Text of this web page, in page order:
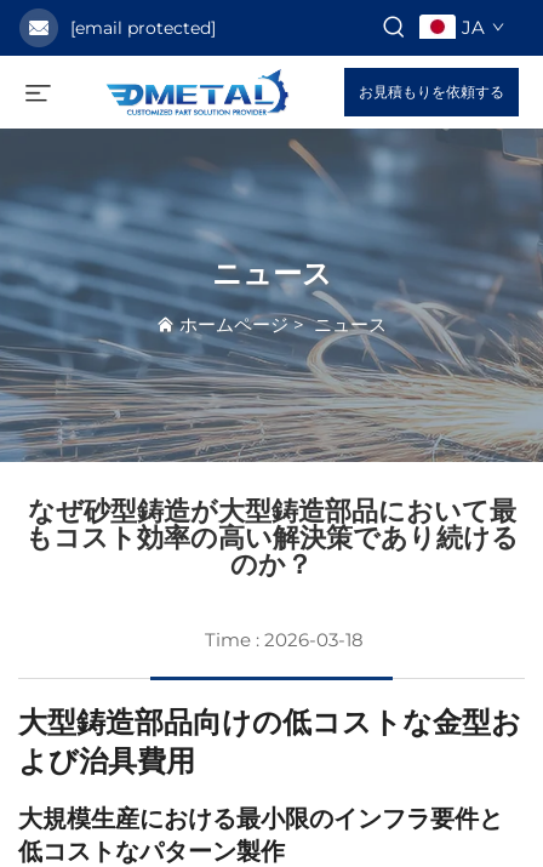
[email protected] JA
お見積もりを依頼する
ニュース
ホームページ>ニュース
なぜ砂型鋳造が大型鋳造部品において最
もコスト効率の高い解決策であり続ける
のか？
Time : 2026-03-18
大型鋳造部品向けの低コストな金型お
よび治具費用
大規模生産における最小限のインフラ要件と
低コストなパターン製作